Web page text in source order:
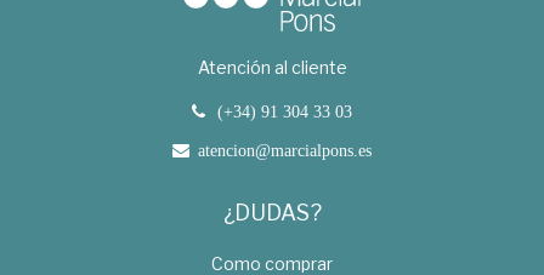
Atención al cliente
(+34) 91 304 33 03
atencion@marcialpons.es
¿DUDAS?
Como comprar